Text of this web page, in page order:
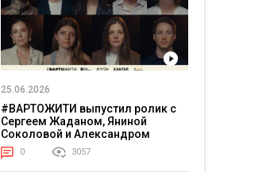
25.06.2026
#ВАРТОЖИТИ выпустил ролик с
Сергеем Жаданом, Яниной
Соколовой и Александром
Тереном о жизни в постоянном
напряжении
0 3057